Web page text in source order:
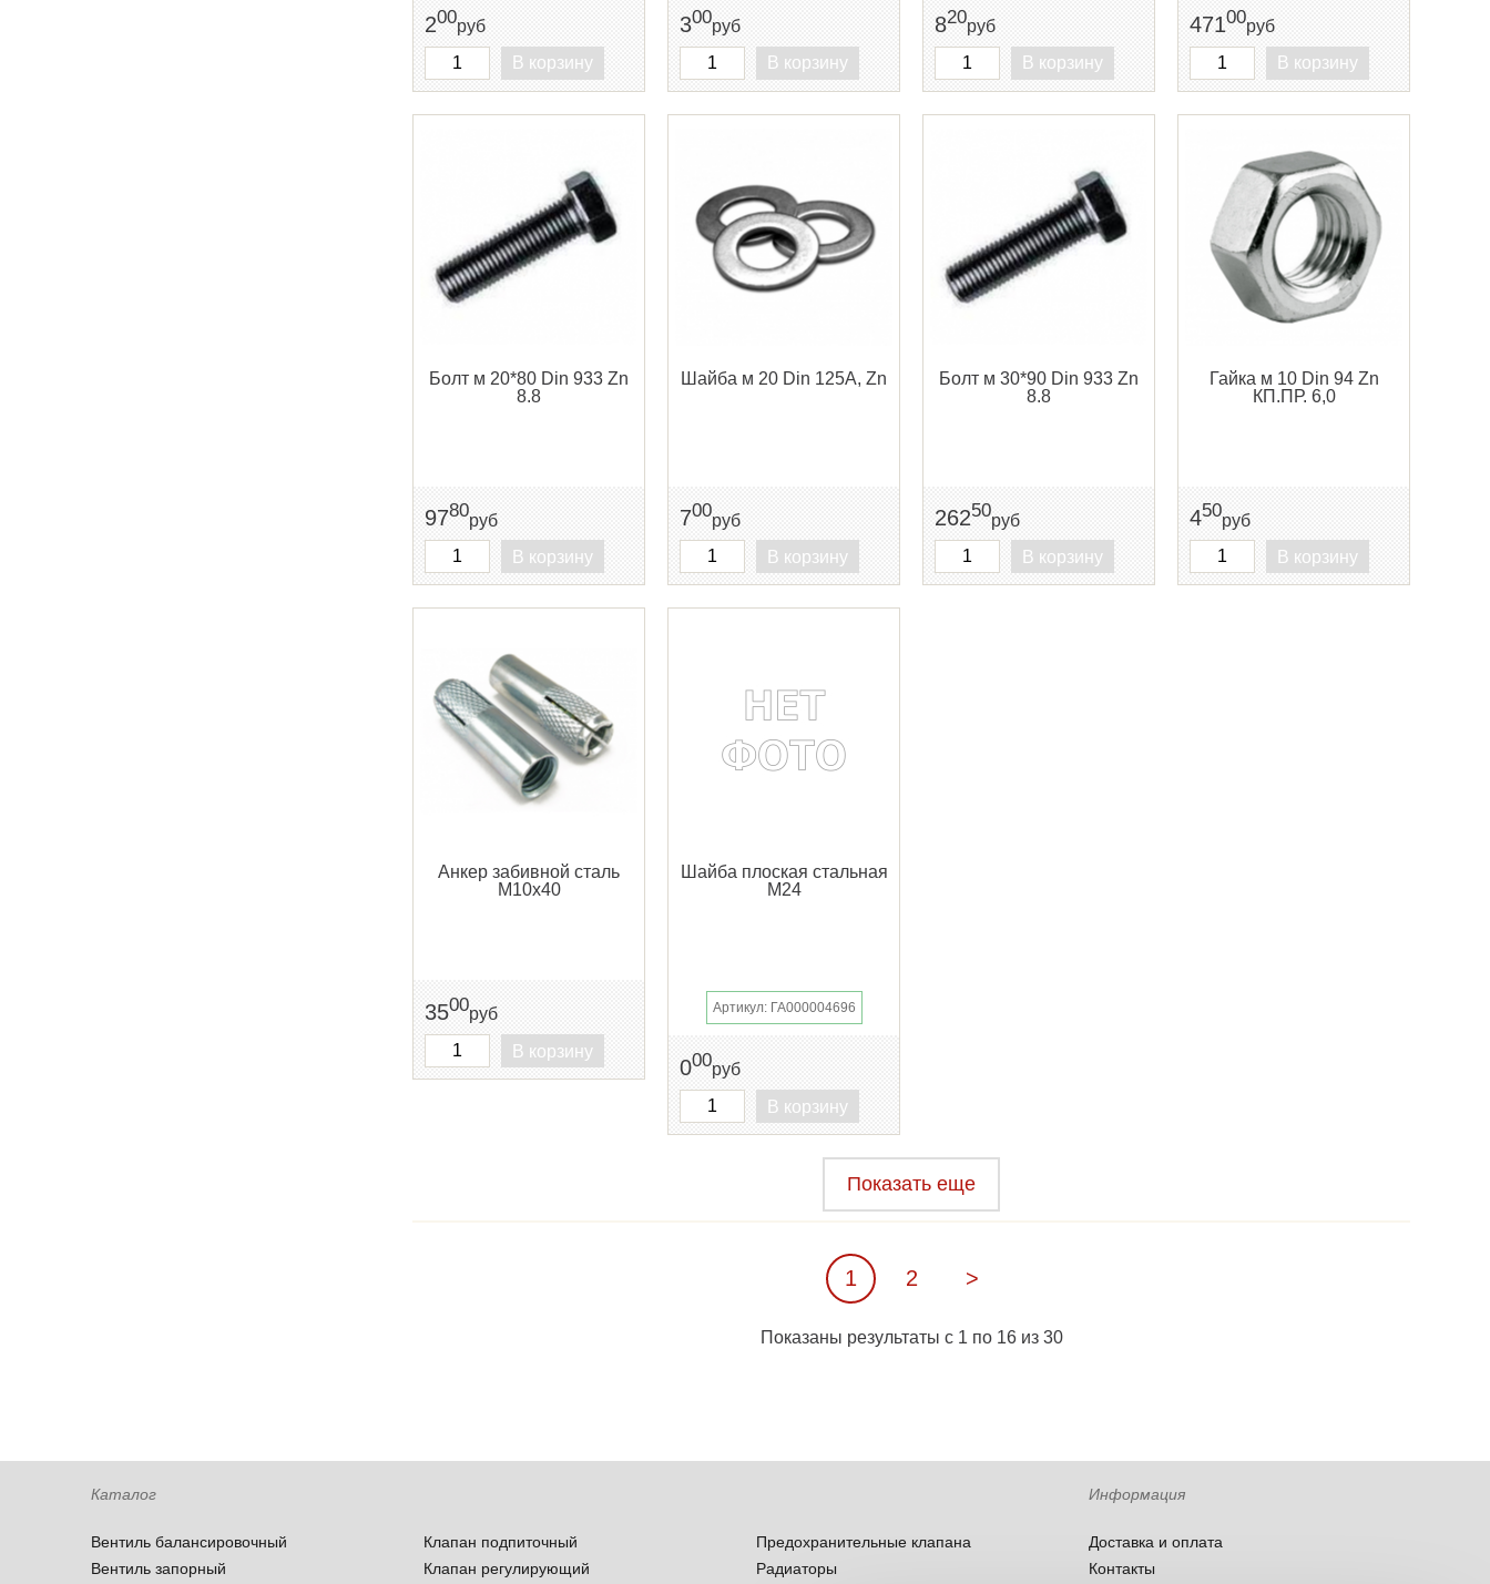
200руб
В корзину
300руб
В корзину
820руб
В корзину
47100руб
В корзину
Болт м 20*80 Din 933 Zn
8.8
9780руб
В корзину
Шайба м 20 Din 125A, Zn
700руб
В корзину
Болт м 30*90 Din 933 Zn
8.8
26250руб
В корзину
Гайка м 10 Din 94 Zn
КП.ПР. 6,0
450руб
В корзину
Анкер забивной сталь
М10х40
3500руб
В корзину
Шайба плоская стальная
М24
Артикул: ГА000004696
000руб
В корзину
Показать еще
1 2 >
Показаны результаты с 1 по 16 из 30
Каталог
Вентиль балансировочный
Вентиль запорный
Клапан подпиточный
Клапан регулирующий
Предохранительные клапана
Радиаторы
Информация
Доставка и оплата
Контакты